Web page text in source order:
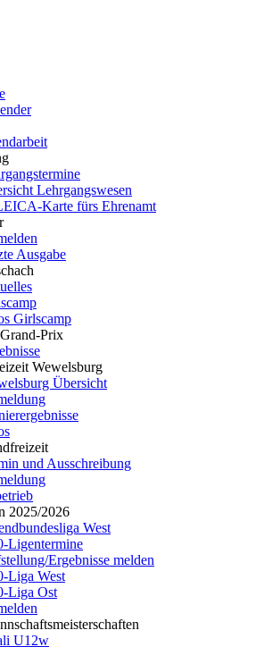
Lehrgangswesen
Karte fürs Ehrenamt
Ausgabe
Girlscamp
Prix
Wewelsburg
Übersicht
und Ausschreibung
2025/2026
West
Ligentermine
Ergebnisse melden
Liga West
Liga Ost
U12w